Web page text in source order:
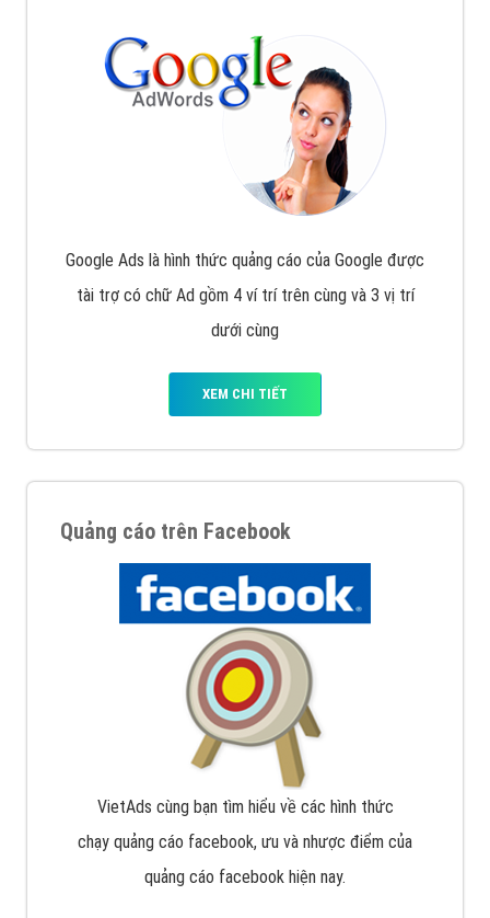
Google Ads là hình thức quảng cáo của Google được
tài trợ có chữ Ad gồm 4 ví trí trên cùng và 3 vị trí
dưới cùng
XEM CHI TIẾT
Quảng cáo trên Facebook
VietAds cùng bạn tìm hiểu về các hình thức
chạy quảng cáo facebook, ưu và nhược điểm của
quảng cáo facebook hiện nay.